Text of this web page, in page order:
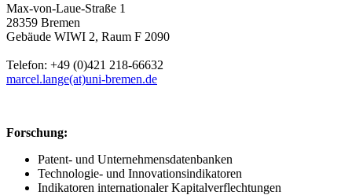
Max-von-Laue-Straße 1
28359 Bremen
Gebäude WIWI 2, Raum F 2090
Telefon: +49 (0)421 218-66632
marcel.lange(at)uni-bremen.de
Forschung:
Patent- und Unternehmensdatenbanken
Technologie- und Innovationsindikatoren
Indikatoren internationaler Kapitalverflechtungen